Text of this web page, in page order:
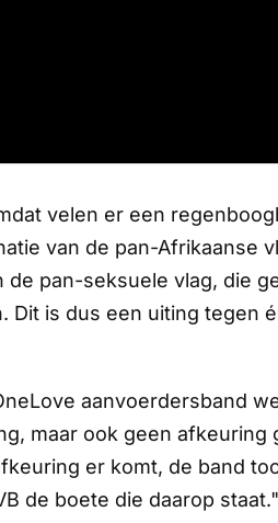
velen er een
van de pan-Afrikaanse
pan-seksuele vlag, die
is dus een uiting tegen
aanvoerdersband
maar ook geen afkeuring
er komt, de band
de boete die daarop staat."